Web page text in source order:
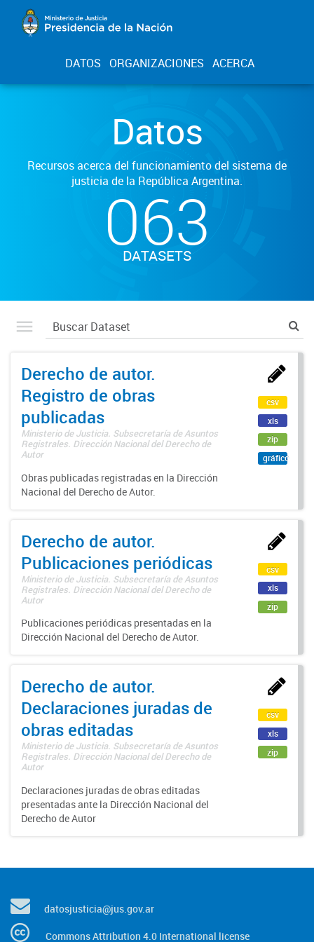
DATOS ORGANIZACIONES ACERCA
Datos
Recursos acerca del funcionamiento del sistema de
justicia de la República Argentina.
063
DATASETS
Derecho de autor.
Registro de obras
publicadas
Ministerio de Justicia. Subsecretaría de Asuntos
Registrales. Dirección Nacional del Derecho de
Autor
Obras publicadas registradas en la Dirección
Nacional del Derecho de Autor.
csv
xls
zip
gráfico
Derecho de autor.
Publicaciones periódicas
Ministerio de Justicia. Subsecretaría de Asuntos
Registrales. Dirección Nacional del Derecho de
Autor
Publicaciones periódicas presentadas en la
Dirección Nacional del Derecho de Autor.
csv
xls
zip
Derecho de autor.
Declaraciones juradas de
obras editadas
Ministerio de Justicia. Subsecretaría de Asuntos
Registrales. Dirección Nacional del Derecho de
Autor
Declaraciones juradas de obras editadas
presentadas ante la Dirección Nacional del
Derecho de Autor
csv
xls
zip
datosjusticia@jus.gov.ar
Commons Attribution 4.0 International license